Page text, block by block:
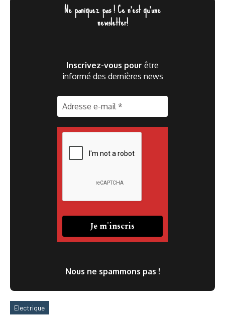
Ne paniquez pas ! Ce n'est qu'une
newsletter!
Inscrivez-vous pour être
informé des dernières news
Nous ne spammons pas !
Étiquettes
Electrique